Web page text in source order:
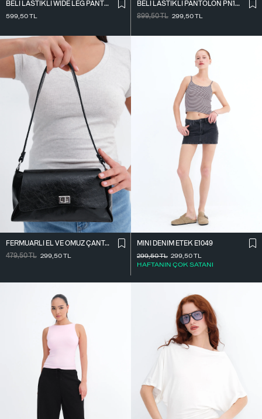
BELI LASTIKLI WIDE LEG PANTOLON PN2622
599,50TL
BELI LASTIKLI PANTOLON PN18178
899,50TL 299,50TL
FERMUARLI EL VE OMUZ ÇANTASI Ç1070
479,50TL 299,50TL
MINI DENIM ETEK E1049
299,50TL
HAFTANIN ÇOK SATANI
299,50TL